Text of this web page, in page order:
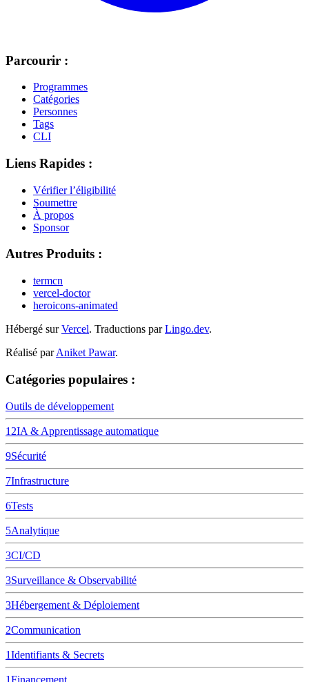
Parcourir :
Programmes
Catégories
Personnes
Tags
CLI
Liens Rapides :
Vérifier l’éligibilité
Soumettre
À propos
Sponsor
Autres Produits :
termcn
vercel-doctor
heroicons-animated
Hébergé sur Vercel. Traductions par Lingo.dev.
Réalisé par Aniket Pawar.
Catégories populaires :
Outils de développement
12IA & Apprentissage automatique
9Sécurité
7Infrastructure
6Tests
5Analytique
3CI/CD
3Surveillance & Observabilité
3Hébergement & Déploiement
2Communication
1Identifiants & Secrets
1Financement